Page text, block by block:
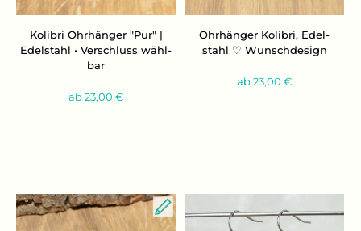
Ko­li­bri Ohr­hän­ger "Pur" |
Edel­stahl • Ver­schluss wähl­
bar
ab 23,00 €
Ohr­hän­ger Ko­li­bri, Edel­
stahl ♡ Wunsch­de­sign
ab 23,00 €